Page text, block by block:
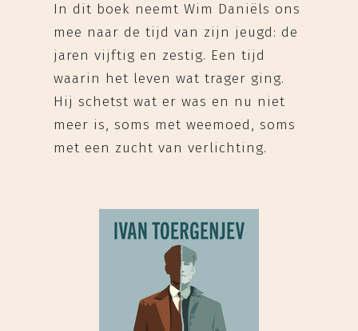
In dit boek neemt Wim Daniëls ons
mee naar de tijd van zijn jeugd: de
jaren vijftig en zestig. Een tijd
waarin het leven wat trager ging.
Hij schetst wat er was en nu niet
meer is, soms met weemoed, soms
met een zucht van verlichting.